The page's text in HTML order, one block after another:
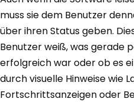
muss sie dem Benutzer
über ihren Status geben.
Benutzer weiß, was gerade
erfolgreich war oder ob es
durch visuelle Hinweise wie
Fortschrittsanzeigen oder